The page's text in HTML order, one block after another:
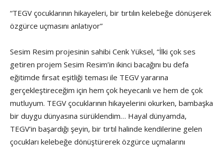
“TEGV çocuklarının hikayeleri, bir tırtılın kelebeğe dönüşerek
özgürce uçmasını anlatıyor”
Sesim Resim projesinin sahibi Cenk Yüksel, “İlki çok ses
getiren projem Sesim Resim’in ikinci bacağını bu defa
eğitimde fırsat eşitliği teması ile TEGV yararına
gerçekleştireceğim için hem çok heyecanlı ve hem de çok
mutluyum. TEGV çocuklarının hikayelerini okurken, bambaşka
bir duygu dünyasına sürüklendim… Hayal dünyamda,
TEGV’in başardığı şeyin, bir tırtıl halinde kendilerine gelen
çocukları kelebeğe dönüştürerek özgürce uçmalarını